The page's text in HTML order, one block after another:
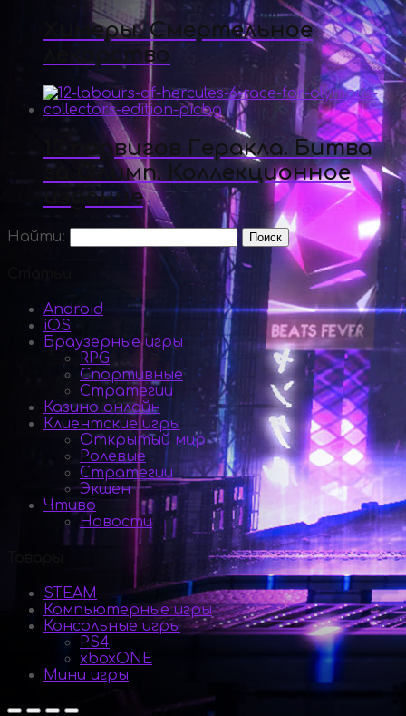
Химеры. Смертельное
лекарство
12 подвигов Геракла. Битва
за Олимп. Коллекционное
издание
Найти:
Android
iOS
Браузерные игры
RPG
Спортивные
Стратегии
Казино онлайн
Клиентские игры
Открытый мир
Ролевые
Стратегии
Экшен
Чтиво
Новости
STEAM
Компьютерные игры
Консольные игры
PS4
xboxONE
Мини игры